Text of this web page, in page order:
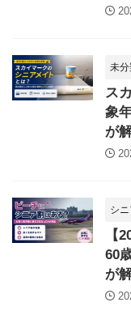
未
ス
象
が
シ
【
60
が